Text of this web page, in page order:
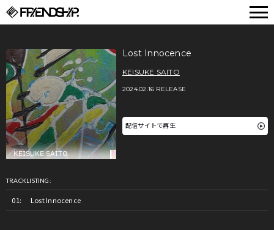
Lost Innocence
KEISUKE SAITO
2024.02.16 RELEASE
配信サイトで再生
TRACKLISTING:
Lost Innocence